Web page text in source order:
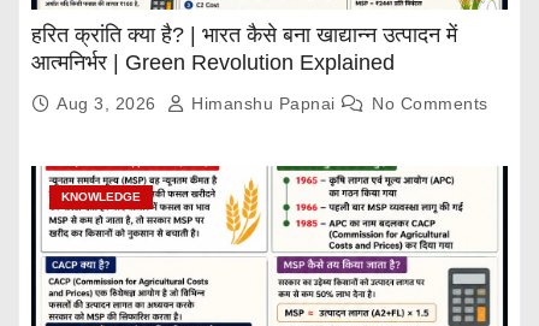
हरित क्रांति क्या है? | भारत कैसे बना खाद्यान्न उत्पादन में
आत्मनिर्भर | Green Revolution Explained
Aug 3, 2026 Himanshu Papnai No Comments
KNOWLEDGE